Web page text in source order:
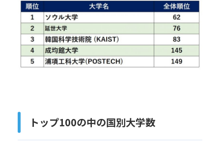
トップ100の中の国別大学数